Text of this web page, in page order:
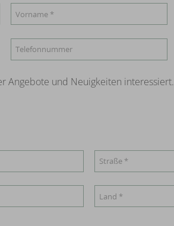
Angebote und Neuigkeiten interessiert.